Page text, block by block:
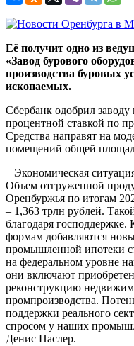
Её получит одно из
«Завод бурового
производства буровых
ископаемых.
Сбербанк одобрил
процентной ставкой по
Средства направят на
помещений общей
– Экономическая
Объем отгруженной
Оренбуржья по итогам
– 1,363 трлн рублей.
благодаря
формам добавляются
промышленной ипотеки
на федеральном уровне
они включают
реконструкцию
промпроизводства.
поддержки реального
спросом у наших
Денис Паслер.